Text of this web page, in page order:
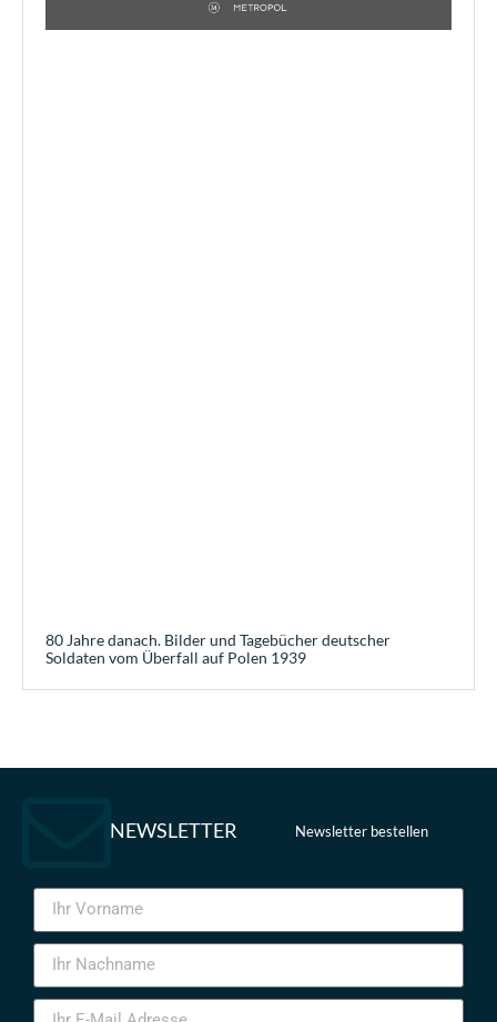
80 Jahre danach. Bilder und Tagebücher deutscher
Soldaten vom Überfall auf Polen 1939
NEWSLETTER Newsletter bestellen